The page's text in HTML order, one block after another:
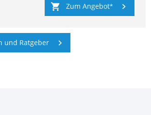
Zum Angebot
und Ratgeber